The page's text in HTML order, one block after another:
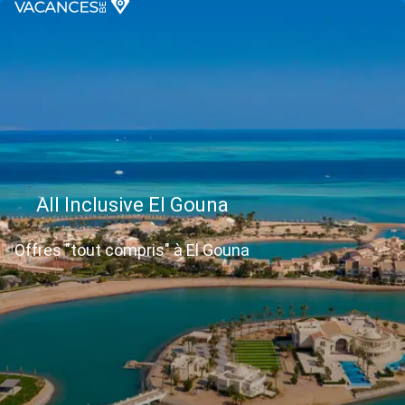
All Inclusive El Gouna
Offres "tout compris" à El Gouna